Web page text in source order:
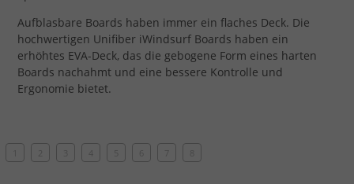
Aufblasbare Boards haben immer ein flaches Deck. Die
hochwertigen Unifiber iWindsurf Boards haben ein
erhöhtes EVA-Deck, das die gebogene Form eines harten
Boards nachahmt und eine bessere Kontrolle und
Ergonomie bietet.
4 8